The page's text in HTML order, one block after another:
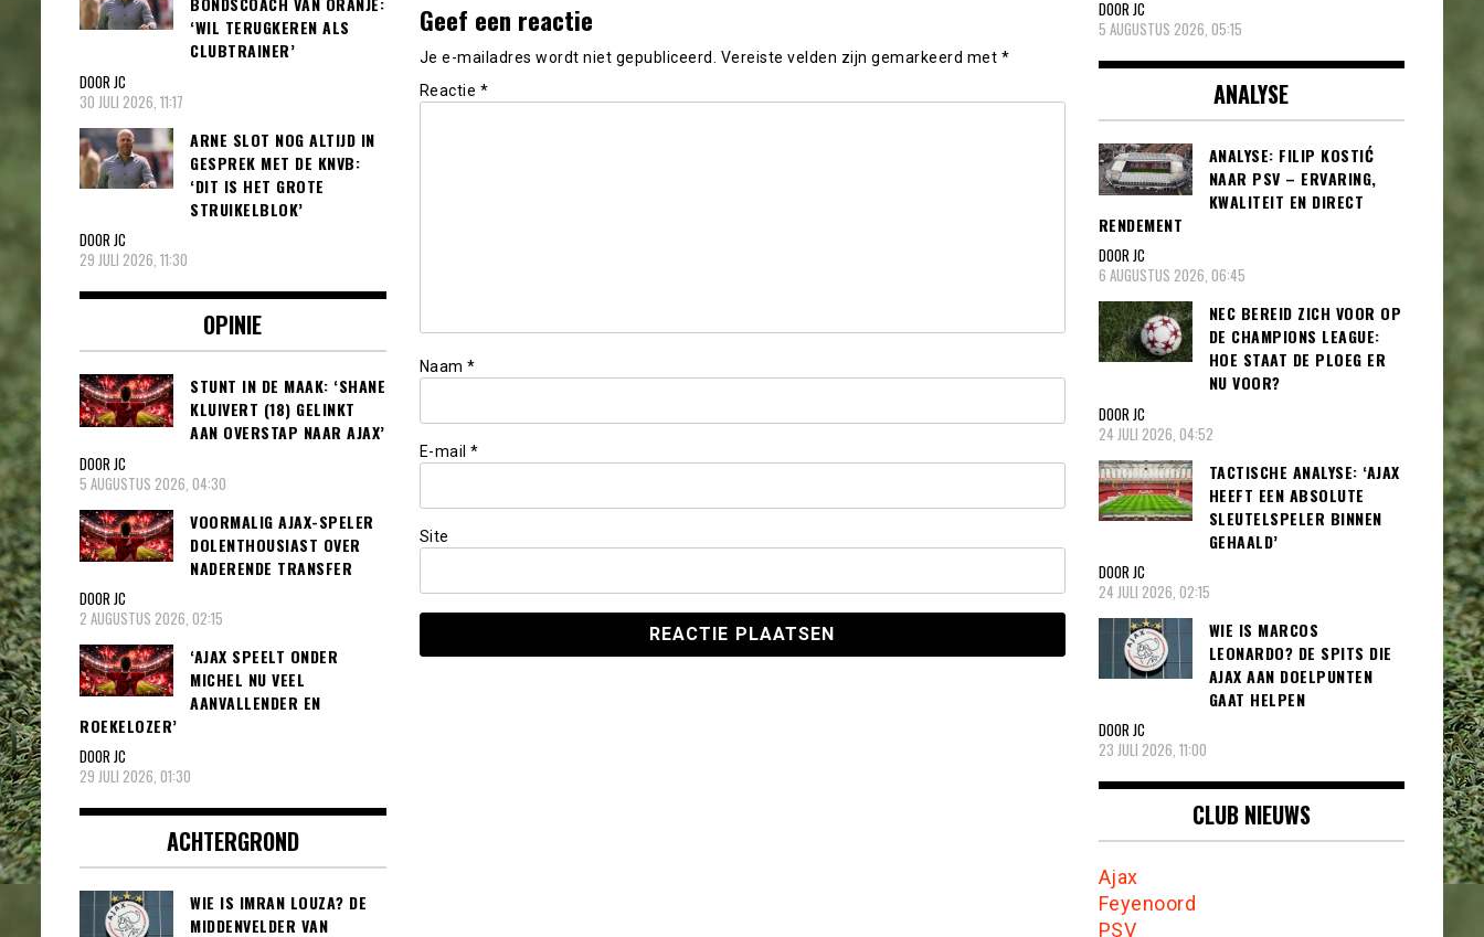
Geef een reactie
Je e-mailadres wordt niet gepubliceerd. Vereiste velden zijn gemarkeerd met *
Reactie *
Naam *
E-mail *
Site
‘WIL TERUGKEREN ALS
CLUBTRAINER’
DOOR JC
30 JULI 2026, 11:17
ARNE SLOT NOG ALTIJD IN
GESPREK MET DE KNVB:
‘DIT IS HET GROTE
STRUIKELBLOK’
DOOR JC
29 JULI 2026, 11:30
OPINIE
STUNT IN DE MAAK: ‘SHANE
KLUIVERT (18) GELINKT
AAN OVERSTAP NAAR AJAX’
DOOR JC
5 AUGUSTUS 2026, 04:30
VOORMALIG AJAX-SPELER
DOLENTHOUSIAST OVER
NADERENDE TRANSFER
DOOR JC
2 AUGUSTUS 2026, 02:15
‘AJAX SPEELT ONDER
MICHEL NU VEEL
AANVALLENDER EN
ROEKELOZER’
DOOR JC
29 JULI 2026, 01:30
ACHTERGROND
WIE IS IMRAN LOUZA? DE
MIDDENVELDER VAN
DOOR JC
5 AUGUSTUS 2026, 05:15
ANALYSE
ANALYSE: FILIP KOSTIĆ
NAAR PSV – ERVARING,
KWALITEIT EN DIRECT
RENDEMENT
DOOR JC
6 AUGUSTUS 2026, 06:45
NEC BEREID ZICH VOOR OP
DE CHAMPIONS LEAGUE:
HOE STAAT DE PLOEG ER
NU VOOR?
DOOR JC
24 JULI 2026, 04:52
TACTISCHE ANALYSE: ‘AJAX
HEEFT EEN ABSOLUTE
SLEUTELSPELER BINNEN
GEHAALD’
DOOR JC
24 JULI 2026, 02:15
WIE IS MARCOS
LEONARDO? DE SPITS DIE
AJAX AAN DOELPUNTEN
GAAT HELPEN
DOOR JC
23 JULI 2026, 11:00
CLUB NIEUWS
Ajax
Feyenoord
PSV